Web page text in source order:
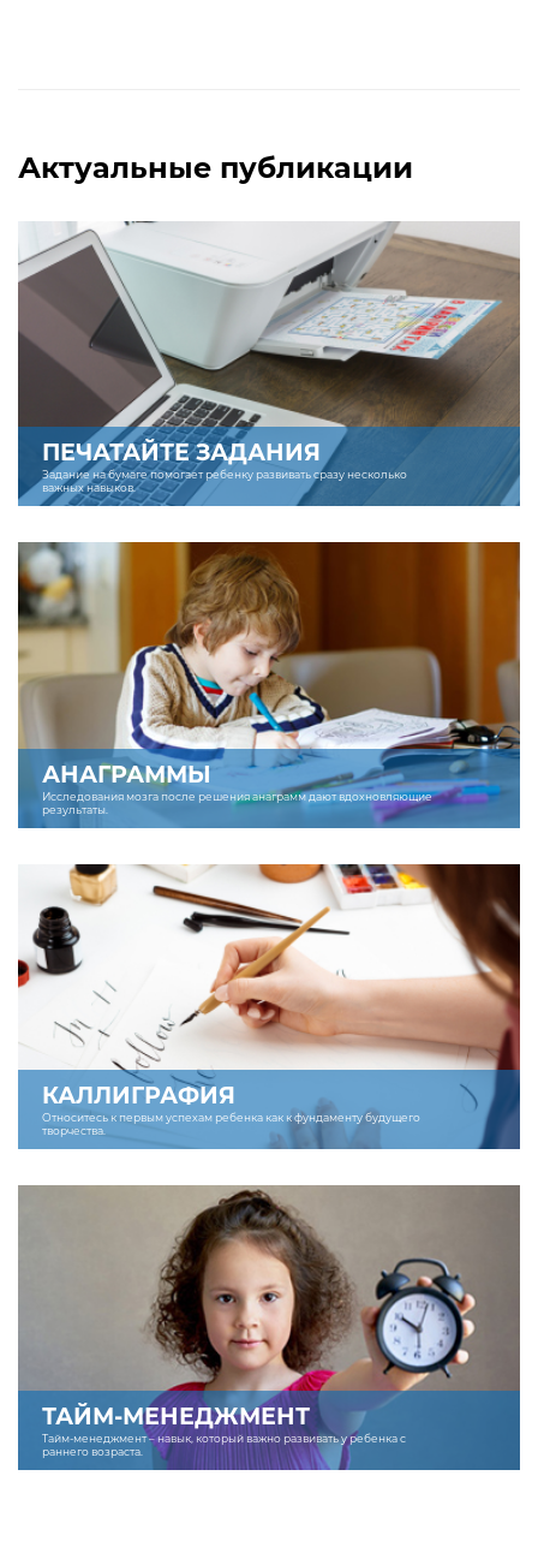
Актуальные публикации
ПЕЧАТАЙТЕ ЗАДАНИЯ
Задание на бумаге помогает ребенку развивать сразу несколько
важных навыков.
АНАГРАММЫ
Исследования мозга после решения анаграмм дают вдохновляющие
результаты.
КАЛЛИГРАФИЯ
Относитесь к первым успехам ребенка как к фундаменту будущего
творчества.
ТАЙМ-МЕНЕДЖМЕНТ
Тайм-менеджмент – навык, который важно развивать у ребенка с
раннего возраста.